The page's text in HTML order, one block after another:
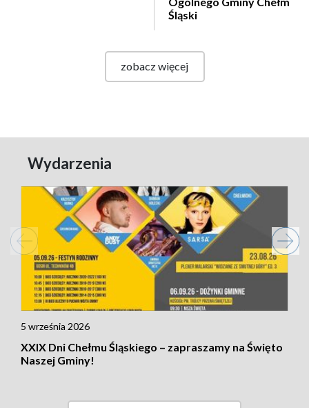
Śląski
zobacz więcej
Wydarzenia
5 września 2026
XXIX Dni Chełmu Śląskiego – zapraszamy na Święto
Naszej Gminy!